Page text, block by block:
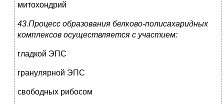
митохондрий
43.Процесс образования белково-полисахаридных
комплексов осуществляется с участием:
гладкой ЭПС
гранулярной ЭПС
свободных рибосом